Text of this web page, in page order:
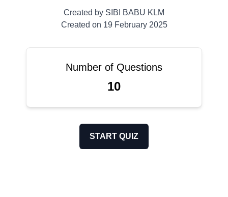
Created by SIBI BABU KLM
Created on 19 February 2025
Number of Questions
10
START QUIZ